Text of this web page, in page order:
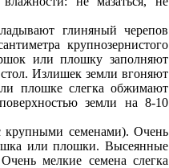
глиняный черепов
крупнозернистого
или плошку заполняют
Излишек земли вгоняют
плошке слегка обжимают
земли на 8-10
крупными семенами). Очень
или плошки. Высеянные
мелкие семена слегка